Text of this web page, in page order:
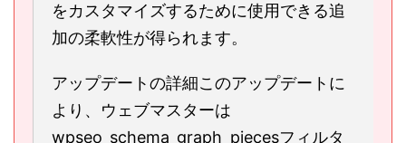
をカスタマイズするために使用できる追
加の柔軟性が得られます。
アップデートの詳細このアップデートに
より、ウェブマスターは
wpseo_schema_g​​raph_piecesフィルタ